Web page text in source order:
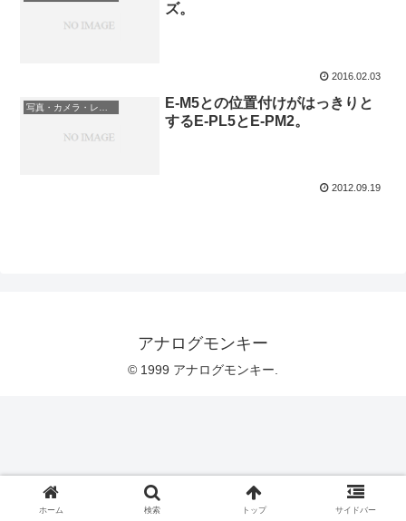
ズ。
2016.02.03
E-M5との位置付けがはっきりと
するE-PL5とE-PM2。
2012.09.19
アナログモンキー
© 1999 アナログモンキー.
ホーム 検索 トップ サイドバー